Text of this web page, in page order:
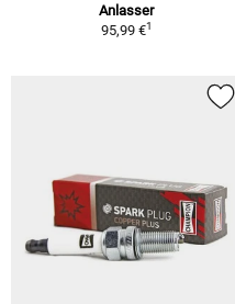
Anlasser
95,99 €1